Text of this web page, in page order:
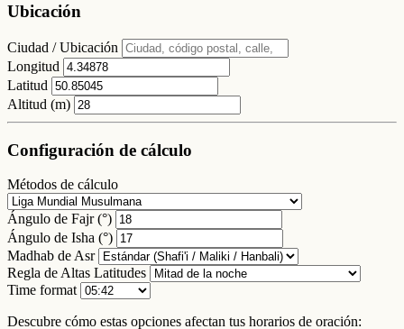
Ubicación
Ciudad / Ubicación
Longitud
Latitud
Altitud (m)
Configuración de cálculo
Métodos de cálculo
Ángulo de Fajr (°)
Ángulo de Isha (°)
Madhab de Asr
Regla de Altas Latitudes
Time format
Descubre cómo estas opciones afectan tus horarios de oración: